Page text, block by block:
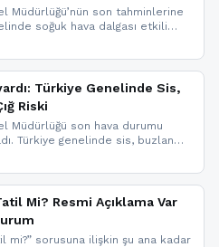
Müdürlüğü’nün son tahminlerine
soğuk hava dalgası etkili
kar yağışı ve buzlanma uyarısı
Türkiye Genelinde Sis,
Riski
Müdürlüğü son hava durumu
Türkiye genelinde sis, buzlanma
Doğu Anadolu ve Doğu
dakika meteoroloji gelişmeleri.
Mi? Resmi Açıklama Var
mi?” sorusuna ilişkin şu ana kadar